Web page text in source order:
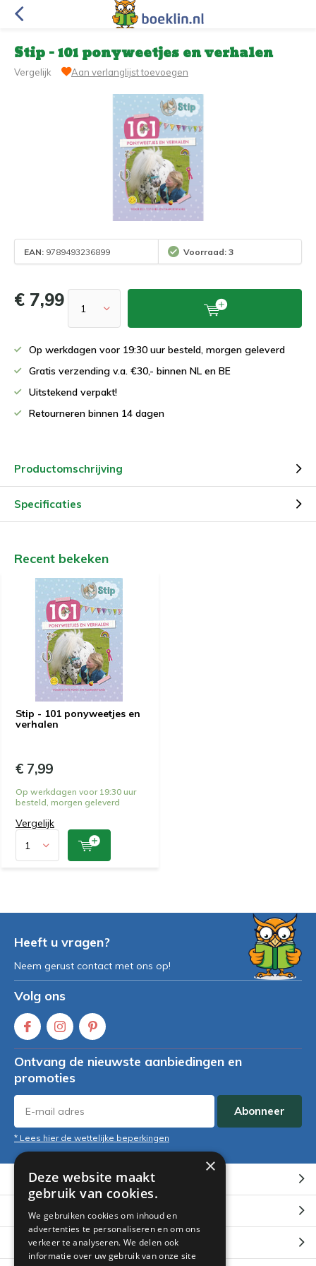
Stip - 101 ponyweetjes en verhalen
Vergelijk Aan verlanglijst toevoegen
EAN: 9789493236899 Voorraad: 3
€ 7,99
Op werkdagen voor 19:30 uur besteld, morgen geleverd
Gratis verzending v.a. €30,- binnen NL en BE
Uitstekend verpakt!
Retourneren binnen 14 dagen
Productomschrijving
Specificaties
Recent bekeken
Stip - 101 ponyweetjes en
verhalen
€ 7,99
Op werkdagen voor 19:30 uur
besteld, morgen geleverd
Vergelijk
Heeft u vragen?
Neem gerust contact met ons op!
Volg ons
Ontvang de nieuwste aanbiedingen en
promoties
Abonneer
* Lees hier de wettelijke beperkingen
Klantenservice
Mijn account
Categorieën
×
Deze website maakt
gebruik van cookies.
We gebruiken cookies om inhoud en
advertenties te personaliseren en om ons
verkeer te analyseren. We delen ook
informatie over uw gebruik van onze site